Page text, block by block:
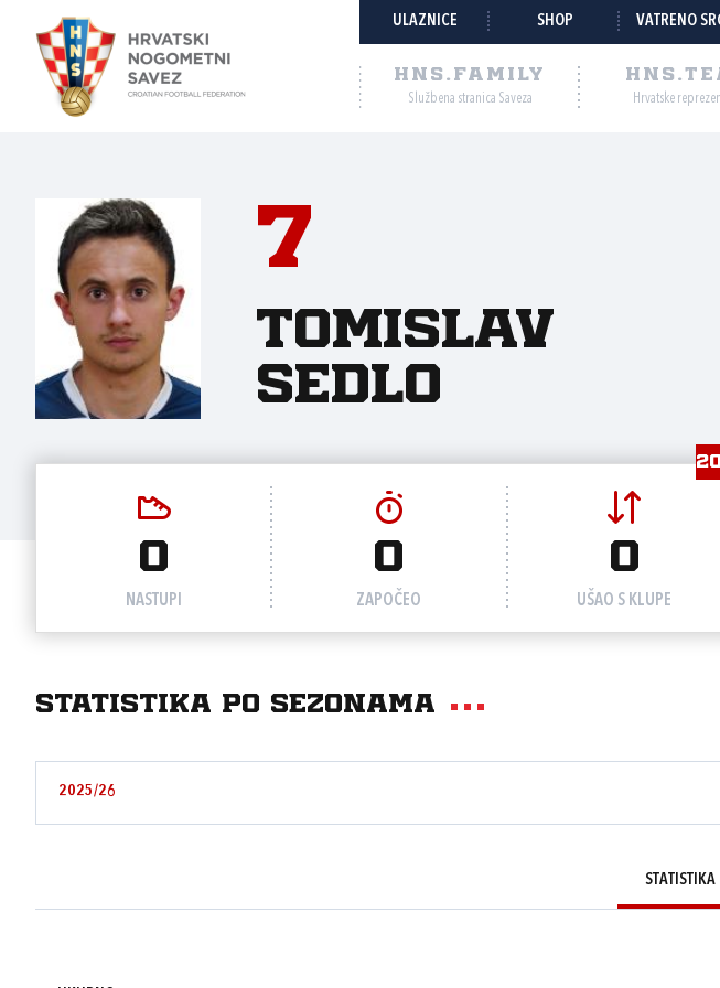
ULAZNICE SHOP VATRENO
HNS.FAMILY
Službena stranica Saveza Hrvatske
7
Tomislav
Sedlo
0
NASTUPI
0
ZAPOČEO
0
UŠAO S KLUPE
Statistika po sezonama
2025/26
STATISTIKA